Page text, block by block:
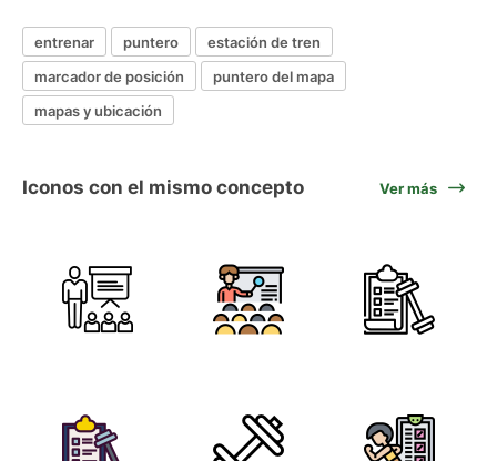
entrenar puntero
estación de tren
marcador de posición
puntero del mapa
mapas y ubicación
Iconos con el mismo concepto Ver más